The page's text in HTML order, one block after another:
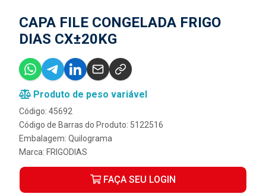
CAPA FILE CONGELADA FRIGO
DIAS CX±20KG
Produto de peso variável
Código: 45692
Código de Barras do Produto: 5122516
Embalagem: Quilograma
Marca: FRIGODIAS
FAÇA SEU LOGIN